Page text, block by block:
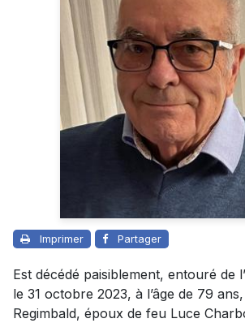
Imprimer Partager
Est décédé paisiblement, entouré de
le 31 octobre 2023, à l’âge de 79
Regimbald, époux de feu Luce